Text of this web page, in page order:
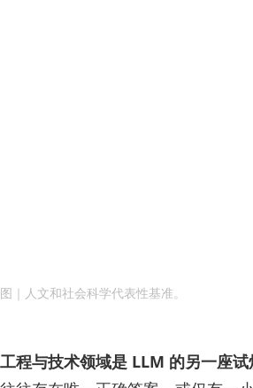
图｜人文和社会科学代表性基准。
工程与技术领域是 LLM 的另一座试